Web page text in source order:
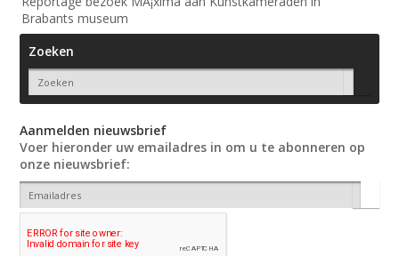
Brabants museum
Zoeken
Aanmelden nieuwsbrief
Voer hieronder uw emailadres in om u te abonneren op
onze nieuwsbrief: